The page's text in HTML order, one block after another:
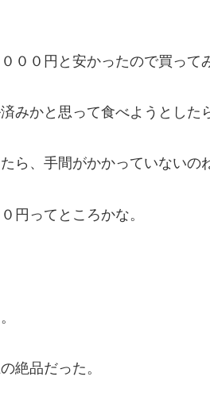
００円と安かったので買って
みかと思って食べようとした
ら、手間がかかっていないの
円ってところかな。
絶品だった。